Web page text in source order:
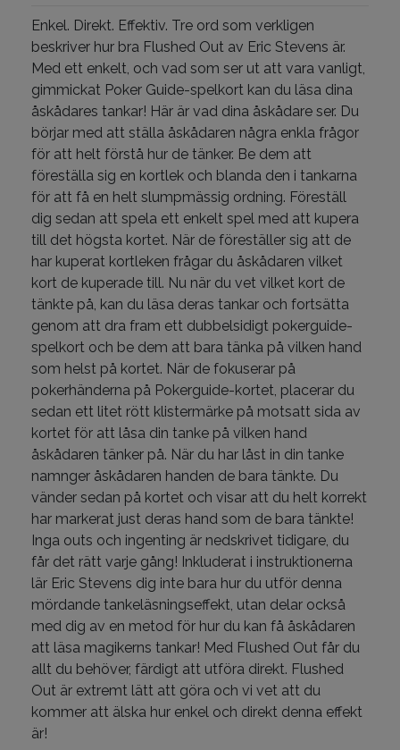
Enkel. Direkt. Effektiv. Tre ord som verkligen
beskriver hur bra Flushed Out av Eric Stevens är.
Med ett enkelt, och vad som ser ut att vara vanligt,
gimmickat Poker Guide-spelkort kan du läsa dina
åskådares tankar! Här är vad dina åskådare ser. Du
börjar med att ställa åskådaren några enkla frågor
för att helt förstå hur de tänker. Be dem att
föreställa sig en kortlek och blanda den i tankarna
för att få en helt slumpmässig ordning. Föreställ
dig sedan att spela ett enkelt spel med att kupera
till det högsta kortet. När de föreställer sig att de
har kuperat kortleken frågar du åskådaren vilket
kort de kuperade till. Nu när du vet vilket kort de
tänkte på, kan du läsa deras tankar och fortsätta
genom att dra fram ett dubbelsidigt pokerguide-
spelkort och be dem att bara tänka på vilken hand
som helst på kortet. När de fokuserar på
pokerhänderna på Pokerguide-kortet, placerar du
sedan ett litet rött klistermärke på motsatt sida av
kortet för att låsa din tanke på vilken hand
åskådaren tänker på. När du har låst in din tanke
namnger åskådaren handen de bara tänkte. Du
vänder sedan på kortet och visar att du helt korrekt
har markerat just deras hand som de bara tänkte!
Inga outs och ingenting är nedskrivet tidigare, du
får det rätt varje gång! Inkluderat i instruktionerna
lär Eric Stevens dig inte bara hur du utför denna
mördande tankeläsningseffekt, utan delar också
med dig av en metod för hur du kan få åskådaren
att läsa magikerns tankar! Med Flushed Out får du
allt du behöver, färdigt att utföra direkt. Flushed
Out är extremt lätt att göra och vi vet att du
kommer att älska hur enkel och direkt denna effekt
är!